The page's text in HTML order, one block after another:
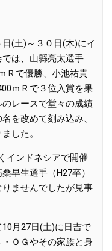
(土)～３０日(木)にイ
は、山縣亮太選手
Ｒで優勝、小池祐貴
ｍＲで３位入賞を果
レースで堂々の成績
を改めて刻み込み、
した。
インドネシアで開催
早生選手（H27卒）
ませんでしたが見事
月27日(土)に日吉で
ＯＧやその家族と身